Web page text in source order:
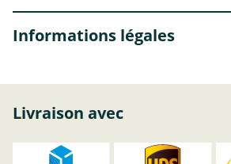
Informations légales
Livraison avec